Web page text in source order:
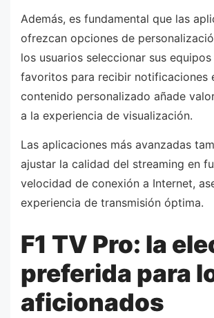
Además, es fundamental que las
ofrezcan opciones de
los usuarios seleccionar sus
favoritos para recibir notificaciones
contenido personalizado añade
a la experiencia de visualización.
Las aplicaciones más avanzadas
ajustar la calidad del streaming en
velocidad de conexión a Internet,
experiencia de transmisión óptima.
F1 TV Pro: la
preferida para
aficionados